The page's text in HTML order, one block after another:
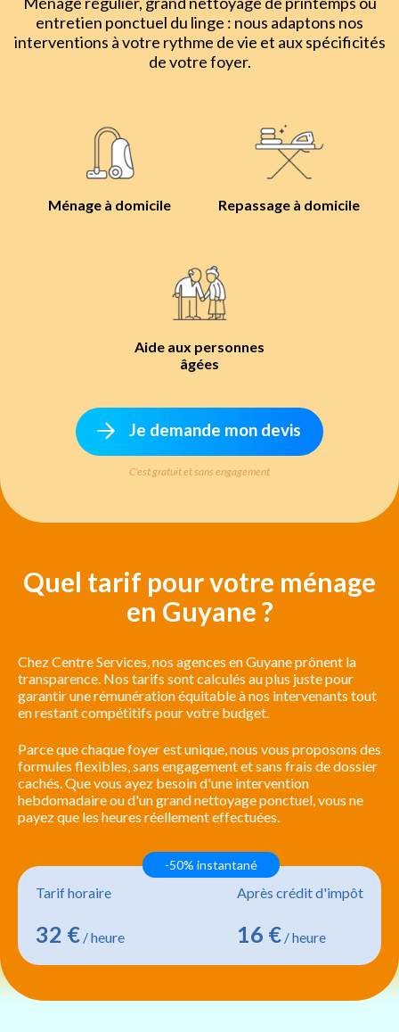
entretien ponctuel du linge : nous adaptons nos
interventions à votre rythme de vie et aux spécificités
de votre foyer.
Ménage à domicile Repassage à domicile
Aide aux personnes
âgées
Je demande mon devis
C'est gratuit et sans engagement
Quel tarif pour votre ménage
en Guyane ?
Chez Centre Services, nos agences en Guyane prônent la
transparence. Nos tarifs sont calculés au plus juste pour
garantir une rémunération équitable à nos intervenants tout
en restant compétitifs pour votre budget.
Parce que chaque foyer est unique, nous vous proposons des
formules flexibles, sans engagement et sans frais de dossier
cachés. Que vous ayez besoin d'une intervention
hebdomadaire ou d'un grand nettoyage ponctuel, vous ne
payez que les heures réellement effectuées.
Tarif horaire
32 € / heure
Après crédit d'impôt
16 € / heure
-50% instantané